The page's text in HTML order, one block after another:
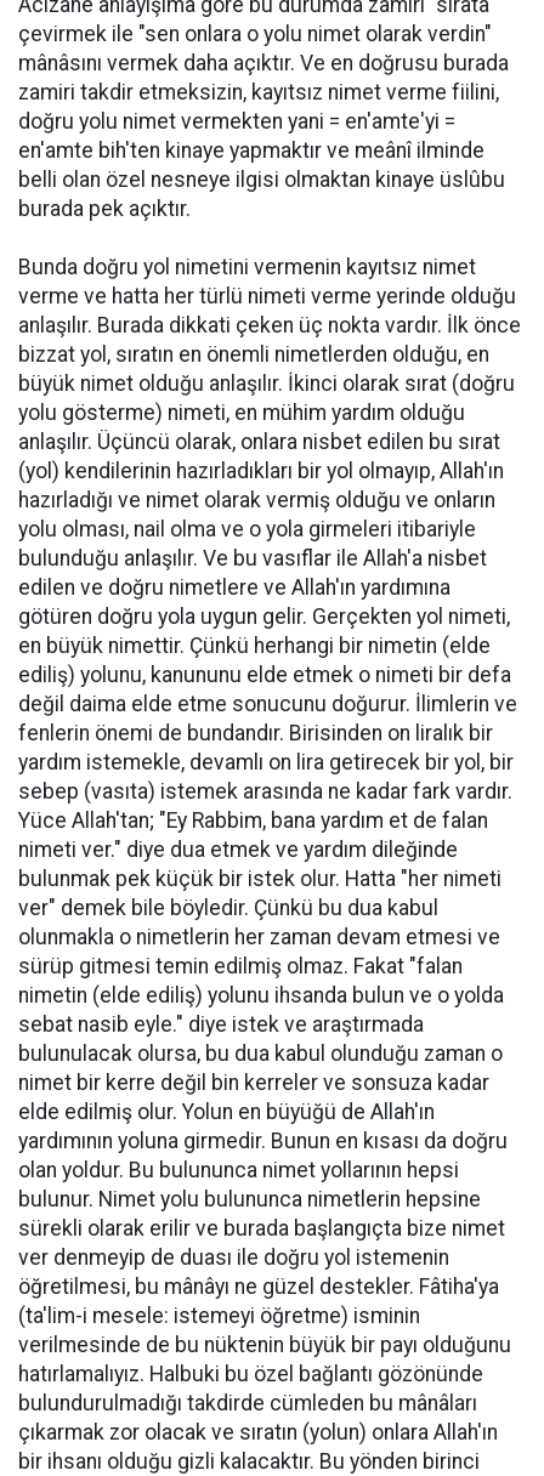
çevirmek ile "sen onlara o yolu nimet olarak verdin"
mânâsını vermek daha açıktır. Ve en doğrusu burada
zamiri takdir etmeksizin, kayıtsız nimet verme fiilini,
doğru yolu nimet vermekten yani = en'amte'yi =
en'amte bih'ten kinaye yapmaktır ve meânî ilminde
belli olan özel nesneye ilgisi olmaktan kinaye üslûbu
burada pek açıktır.
Bunda doğru yol nimetini vermenin kayıtsız nimet
verme ve hatta her türlü nimeti verme yerinde olduğu
anlaşılır. Burada dikkati çeken üç nokta vardır. İlk önce
bizzat yol, sıratın en önemli nimetlerden olduğu, en
büyük nimet olduğu anlaşılır. İkinci olarak sırat (doğru
yolu gösterme) nimeti, en mühim yardım olduğu
anlaşılır. Üçüncü olarak, onlara nisbet edilen bu sırat
(yol) kendilerinin hazırladıkları bir yol olmayıp, Allah'ın
hazırladığı ve nimet olarak vermiş olduğu ve onların
yolu olması, nail olma ve o yola girmeleri itibariyle
bulunduğu anlaşılır. Ve bu vasıflar ile Allah'a nisbet
edilen ve doğru nimetlere ve Allah'ın yardımına
götüren doğru yola uygun gelir. Gerçekten yol nimeti,
en büyük nimettir. Çünkü herhangi bir nimetin (elde
ediliş) yolunu, kanununu elde etmek o nimeti bir defa
değil daima elde etme sonucunu doğurur. İlimlerin ve
fenlerin önemi de bundandır. Birisinden on liralık bir
yardım istemekle, devamlı on lira getirecek bir yol, bir
sebep (vasıta) istemek arasında ne kadar fark vardır.
Yüce Allah'tan; "Ey Rabbim, bana yardım et de falan
nimeti ver." diye dua etmek ve yardım dileğinde
bulunmak pek küçük bir istek olur. Hatta "her nimeti
ver" demek bile böyledir. Çünkü bu dua kabul
olunmakla o nimetlerin her zaman devam etmesi ve
sürüp gitmesi temin edilmiş olmaz. Fakat "falan
nimetin (elde ediliş) yolunu ihsanda bulun ve o yolda
sebat nasib eyle." diye istek ve araştırmada
bulunulacak olursa, bu dua kabul olunduğu zaman o
nimet bir kerre değil bin kerreler ve sonsuza kadar
elde edilmiş olur. Yolun en büyüğü de Allah'ın
yardımının yoluna girmedir. Bunun en kısası da doğru
olan yoldur. Bu bulununca nimet yollarının hepsi
bulunur. Nimet yolu bulununca nimetlerin hepsine
sürekli olarak erilir ve burada başlangıçta bize nimet
ver denmeyip de duası ile doğru yol istemenin
öğretilmesi, bu mânâyı ne güzel destekler. Fâtiha'ya
(ta'lim-i mesele: istemeyi öğretme) isminin
verilmesinde de bu nüktenin büyük bir payı olduğunu
hatırlamalıyız. Halbuki bu özel bağlantı gözönünde
bulundurulmadığı takdirde cümleden bu mânâları
çıkarmak zor olacak ve sıratın (yolun) onlara Allah'ın
bir ihsanı olduğu gizli kalacaktır. Bu yönden birinci